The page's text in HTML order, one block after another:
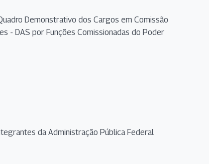
Demonstrativo dos Cargos em Comissão
- DAS por Funções Comissionadas do Poder
da Administração Pública Federal